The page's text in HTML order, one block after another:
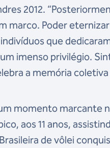
2012.
marco. Poder
que
imenso privilégio.
a memória
momento marcante
aos 11 anos,
de vôlei